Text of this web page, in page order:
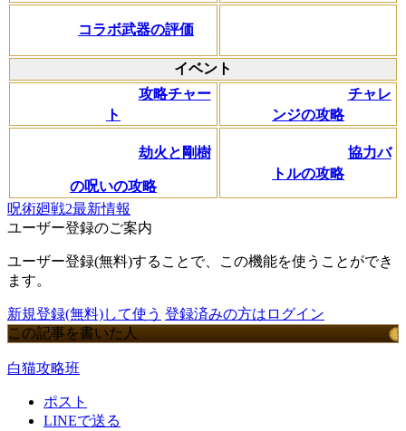
コラボ武器の評価
イベント
攻略チャー
ト
チャレ
ンジの攻略
劫火と剛樹
の呪いの攻略
協力バ
トルの攻略
呪術廻戦2最新情報
ユーザー登録のご案内
ユーザー登録(無料)することで、この機能を使うことができ
ます。
新規登録(無料)して使う 登録済みの方はログイン
この記事を書いた人
白猫攻略班
ポスト
LINEで送る